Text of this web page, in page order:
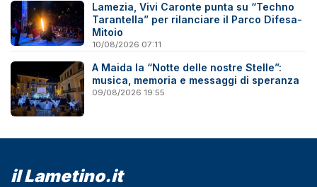
Lamezia, Vivi Caronte punta su “Techno
Tarantella” per rilanciare il Parco Difesa-
Mitoio
10/08/2026 07:11
A Maida la “Notte delle nostre Stelle”:
musica, memoria e messaggi di speranza
09/08/2026 19:55
il Lametino.it